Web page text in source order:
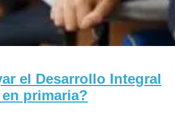
el Desarrollo Integral
primaria?